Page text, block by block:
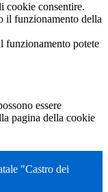
cookie consentire.
il funzionamento della
funzionamento potete
essere
pagina della cookie
"Castro dei